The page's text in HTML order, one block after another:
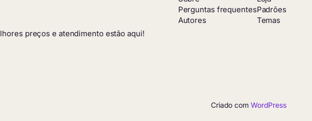
preços e atendimento estão aqui!
Perguntas frequentes
Autores
Padrões
Temas
Criado com WordPress